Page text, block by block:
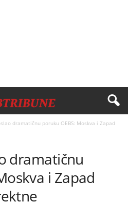
dramatičnu poruku OEBS: Moskva i Zapad
dramatičnu
i Zapad